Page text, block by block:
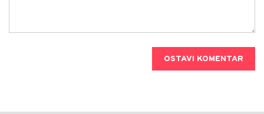
OSTAVI KOMENTAR